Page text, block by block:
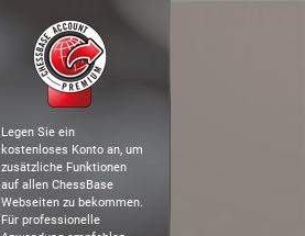
Legen Sie ein
kostenloses Konto an, um
zusätzliche Funktionen
auf allen ChessBase
Webseiten zu bekommen.
Für professionelle